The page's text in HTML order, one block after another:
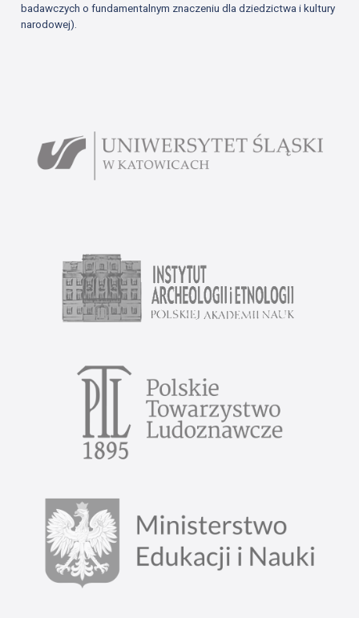
badawczych o fundamentalnym znaczeniu dla dziedzictwa i kultury
narodowej).